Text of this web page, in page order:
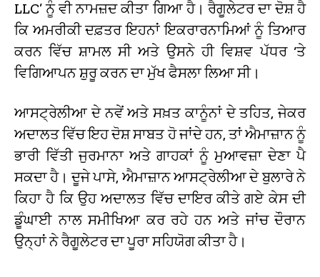
LLC’ ਨੂੰ ਵੀ ਨਾਮਜ਼ਦ ਕੀਤਾ ਗਿਆ ਹੈ। ਰੈਗੂਲੇਟਰ ਦਾ ਦੋਸ਼ ਹੈ
ਕਿ ਅਮਰੀਕੀ ਦਫ਼ਤਰ ਇਹਨਾਂ ਇਕਰਾਰਨਾਮਿਆਂ ਨੂੰ ਤਿਆਰ
ਕਰਨ ਵਿੱਚ ਸ਼ਾਮਲ ਸੀ ਅਤੇ ਉਸਨੇ ਹੀ ਵਿਸ਼ਵ ਪੱਧਰ ‘ਤੇ
ਵਿਗਿਆਪਨ ਸ਼ੁਰੂ ਕਰਨ ਦਾ ਮੁੱਖ ਫੈਸਲਾ ਲਿਆ ਸੀ।
ਆਸਟ੍ਰੇਲੀਆ ਦੇ ਨਵੇਂ ਅਤੇ ਸਖ਼ਤ ਕਾਨੂੰਨਾਂ ਦੇ ਤਹਿਤ, ਜੇਕਰ
ਅਦਾਲਤ ਵਿੱਚ ਇਹ ਦੋਸ਼ ਸਾਬਤ ਹੋ ਜਾਂਦੇ ਹਨ, ਤਾਂ ਐਮਾਜ਼ਾਨ ਨੂੰ
ਭਾਰੀ ਵਿੱਤੀ ਜੁਰਮਾਨਾ ਅਤੇ ਗਾਹਕਾਂ ਨੂੰ ਮੁਆਵਜ਼ਾ ਦੇਣਾ ਪੈ
ਸਕਦਾ ਹੈ। ਦੂਜੇ ਪਾਸੇ, ਐਮਾਜ਼ਾਨ ਆਸਟ੍ਰੇਲੀਆ ਦੇ ਬੁਲਾਰੇ ਨੇ
ਕਿਹਾ ਹੈ ਕਿ ਉਹ ਅਦਾਲਤ ਵਿੱਚ ਦਾਇਰ ਕੀਤੇ ਗਏ ਕੇਸ ਦੀ
ਡੂੰਘਾਈ ਨਾਲ ਸਮੀਖਿਆ ਕਰ ਰਹੇ ਹਨ ਅਤੇ ਜਾਂਚ ਦੌਰਾਨ
ਉਨ੍ਹਾਂ ਨੇ ਰੈਗੂਲੇਟਰ ਦਾ ਪੂਰਾ ਸਹਿਯੋਗ ਕੀਤਾ ਹੈ।